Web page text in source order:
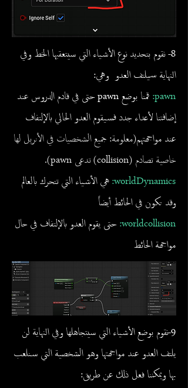
8- نقوم بتحديد نوع الأشياء التي سيتعقبها الخط وفي
النهاية سيلتف العدو وهي:
pawn:
قمنا بوضع pawn حتى في قادم الدروس عند
إضافتنا لأعداء جدد فسيقوم العدو الحالي بالإلتفاف
عند مواجهتهم(معلومة: جميع الشخصيات في الأنريل لها
خاصية تصادم (collision) تدعى pawn)
.
worldDynamics: هي الأشياء التي تتحرك بالعالم
وقد تكون في الحائط أيضاً
worldcollision: حتى يقوم العدو بالإلتفاف في حال
مواجهة الحائط
9-نقوم بوضع الأشياء التي سيتجاهلها وفي النهاية لن
يلتف العدو عند مواجهتها وهو الشخصية التي سنلعب
بها ويمكننا فعل ذلك عن طريق: